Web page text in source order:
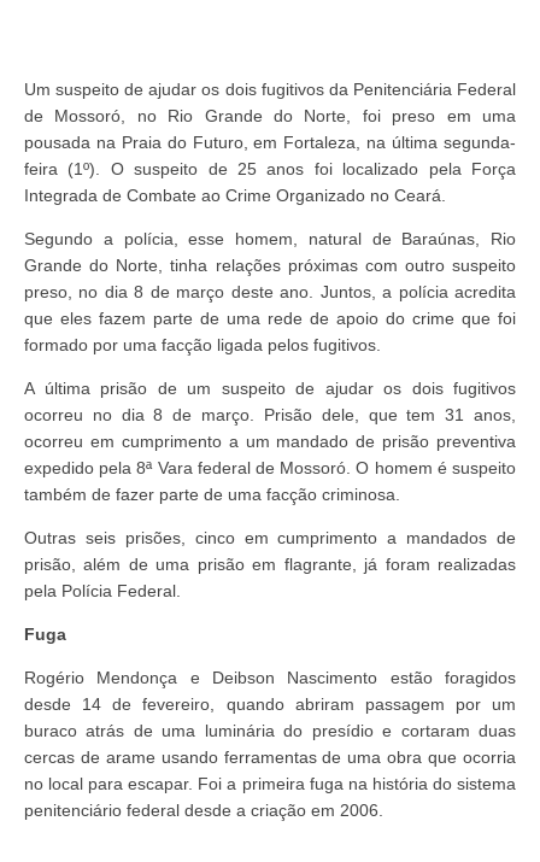
Um suspeito de ajudar os dois fugitivos da Penitenciária Federal
de Mossoró, no Rio Grande do Norte, foi preso em uma
pousada na Praia do Futuro, em Fortaleza, na última segunda-
feira (1º). O suspeito de 25 anos foi localizado pela Força
Integrada de Combate ao Crime Organizado no Ceará.
Segundo a polícia, esse homem, natural de Baraúnas, Rio
Grande do Norte, tinha relações próximas com outro suspeito
preso, no dia 8 de março deste ano. Juntos, a polícia acredita
que eles fazem parte de uma rede de apoio do crime que foi
formado por uma facção ligada pelos fugitivos.
A última prisão de um suspeito de ajudar os dois fugitivos
ocorreu no dia 8 de março. Prisão dele, que tem 31 anos,
ocorreu em cumprimento a um mandado de prisão preventiva
expedido pela 8ª Vara federal de Mossoró. O homem é suspeito
também de fazer parte de uma facção criminosa.
Outras seis prisões, cinco em cumprimento a mandados de
prisão, além de uma prisão em flagrante, já foram realizadas
pela Polícia Federal.
Fuga
Rogério Mendonça e Deibson Nascimento estão foragidos
desde 14 de fevereiro, quando abriram passagem por um
buraco atrás de uma luminária do presídio e cortaram duas
cercas de arame usando ferramentas de uma obra que ocorria
no local para escapar. Foi a primeira fuga na história do sistema
penitenciário federal desde a criação em 2006.